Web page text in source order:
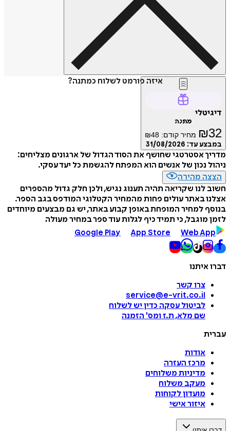
איזה פורמט לשלוח כמתנה?
דיגיטלי
מתנה
₪32 מחיר קודם: ₪48
במבצע עד: 31/08/2026
מדריך אסטרטגי שחושף את הסוד הגדול של ארגונים מצליחים:
ניהול נכון של אנשים הוא המפתח להגשמת כל יעד עסקי.
הצצה מהירה
חשוב לנו שקריאה תהיה תענוג נגיש, ולכן חלק גדול מהספרים
אצלנו באתר עולים פחות מהמחיר הקטלוגי המודפס בגב הספר.
בנוסף למחיר המופחת באופן קבוע באתר, יש גם מבצעים מיוחדים
לזמן מוגבל, כי תמיד כיף לגלות עוד ספר במחיר מעולה
Google Play
App Store Web App
דברו איתנו
צרו קשר
service@e-vrit.co.il
לביטול עסקה כדין יש לשלוח
שם מלא, ת.ז ומס' הזמנה
עברית
אודות
מרכז העזרה
מדיניות משלוחים
מעקב משלוח
מועדון לקוחות
איזור אישי